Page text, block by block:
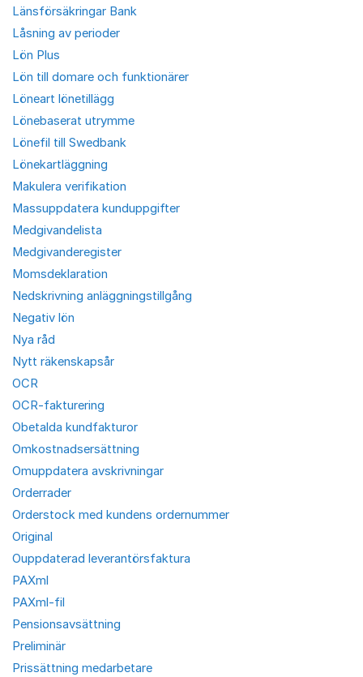
Länsförsäkringar Bank
Låsning av perioder
Lön Plus
Lön till domare och funktionärer
Löneart lönetillägg
Lönebaserat utrymme
Lönefil till Swedbank
Lönekartläggning
Makulera verifikation
Massuppdatera kunduppgifter
Medgivandelista
Medgivanderegister
Momsdeklaration
Nedskrivning anläggningstillgång
Negativ lön
Nya råd
Nytt räkenskapsår
OCR
OCR-fakturering
Obetalda kundfakturor
Omkostnadsersättning
Omuppdatera avskrivningar
Orderrader
Orderstock med kundens ordernummer
Original
Ouppdaterad leverantörsfaktura
PAXml
PAXml-fil
Pensionsavsättning
Preliminär
Prissättning medarbetare